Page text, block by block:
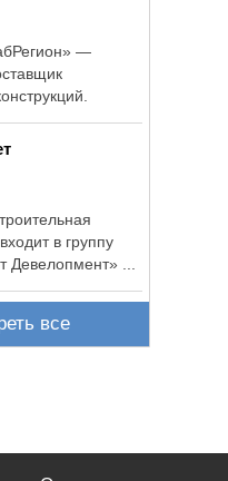
—
в группу
Девелопмент» ...
все